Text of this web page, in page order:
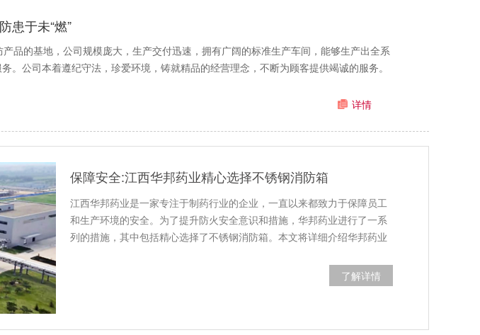
患于未“燃”
品的基地，公司规模庞大，生产交付迅速，拥有广阔的标准生产车间，能够生产出全系
。公司本着遵纪守法，珍爱环境，铸就精品的经营理念，不断为顾客提供竭诚的服务。
详情
保障安全:江西华邦药业精心选择不锈钢消防箱
江西华邦药业是一家专注于制药行业的企业，一直以来都致力于保障员工
和生产环境的安全。为了提升防火安全意识和措施，华邦药业进行了一系
列的措施，其中包括精心选择了不锈钢消防箱。本文将详细介绍华邦药业
了解详情